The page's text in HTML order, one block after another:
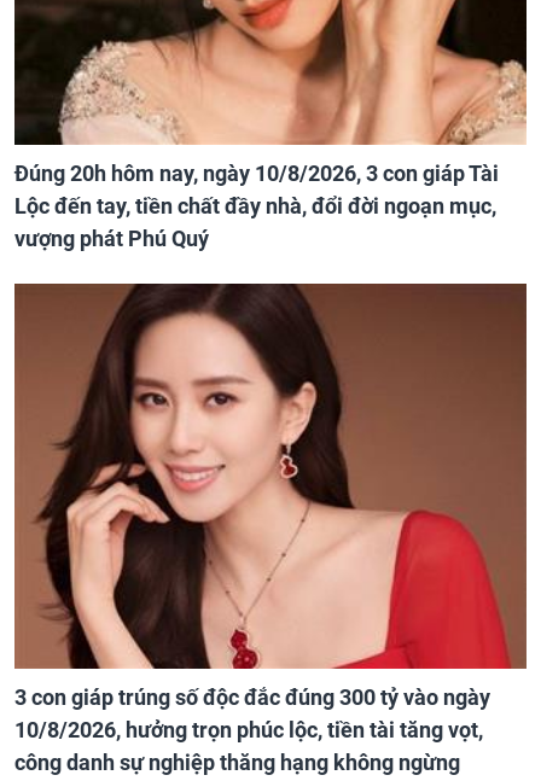
Đúng 20h hôm nay, ngày 10/8/2026, 3 con giáp Tài
Lộc đến tay, tiền chất đầy nhà, đổi đời ngoạn mục,
vượng phát Phú Quý
3 con giáp trúng số độc đắc đúng 300 tỷ vào ngày
10/8/2026, hưởng trọn phúc lộc, tiền tài tăng vọt,
công danh sự nghiệp thăng hạng không ngừng